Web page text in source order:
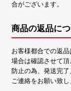
合がございます。
商品の返品に
お客様都合での返
場合は確認させて
防止の為、発送完
ご連絡をお願い致し